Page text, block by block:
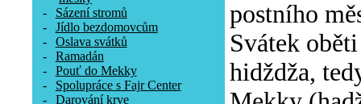
-
Sázení stromů
-
Jídlo bezdomovcům
-
Oslava svátků
-
Ramadán
-
Pouť do Mekky
-
Spolupráce s Fajr Center
-
Darování krve
postního
Svátek
hidždža,